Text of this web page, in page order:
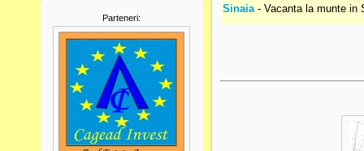
Parteneri:
Sinaia - Vacanta la munte in